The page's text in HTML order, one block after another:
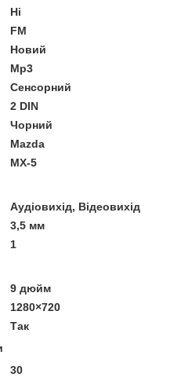
Ні
FM
Новий
Mp3
Сенсорний
2 DIN
Чорний
Mazda
MX-5
Аудіовихід, Відеовихід
3,5 мм
1
9 дюйм
1280×720
Так
30